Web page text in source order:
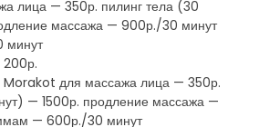
лица — 350р. пилинг тела (30
массажа — 900р./30 минут
для массажа лица — 350р.
— 1500р. продление массажа —
— 600р./30 минут